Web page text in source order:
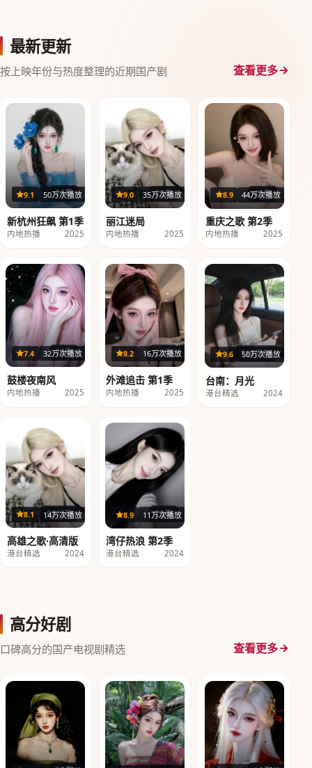
最新更新
按上映年份与热度整理的近期国产剧 查看更多
24集
9.1 50万次播放
新杭州狂飙 第1季
内地热播 2025
32集
9.0 35万次播放
丽江迷局
内地热播 2025
40集
8.9 44万次播放
重庆之歌 第2季
内地热播 2025
36集
7.4 32万次播放
鼓楼夜南风
内地热播 2025
29集
8.2 16万次播放
外滩追击 第1季
内地热播 2025
116分钟
9.6 50万次播放
台南：月光
港台精选 2024
96分钟
8.1 14万次播放
高雄之歌·高清版
港台精选 2024
20集
8.9 11万次播放
湾仔热浪 第2季
港台精选 2024
高分好剧
口碑高分的国产电视剧精选 查看更多